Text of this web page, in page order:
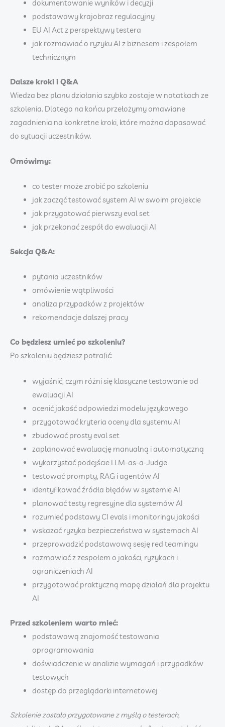
dokumentowanie wyników i decyzji
podstawowy krajobraz regulacyjny
EU AI Act z perspektywy testera
jak rozmawiać o ryzyku AI z biznesem i zespołem
technicznym
Dalsze kroki i Q&A
Wiedza bez planu działania szybko zostaje w notatkach ze
szkolenia. Dlatego na końcu przełożymy omawiane
zagadnienia na konkretne kroki, które można dopasować
do sytuacji uczestników.
Omówimy:
co tester może zrobić po szkoleniu
jak zacząć testować system AI w swoim projekcie
jak przygotować pierwszy eval set
jak przekonać zespół do ewaluacji AI
Sekcja Q&A:
pytania uczestników
omówienie wątpliwości
analiza przypadków z projektów
rekomendacje dalszej pracy
Co będziesz umieć po szkoleniu?
Po szkoleniu będziesz potrafić:
wyjaśnić, czym różni się klasyczne testowanie od
ewaluacji AI
ocenić jakość odpowiedzi modelu językowego
przygotować kryteria oceny dla systemu AI
zbudować prosty eval set
zaplanować ewaluację manualną i automatyczną
wykorzystać podejście LLM-as-a-Judge
testować prompty, RAG i agentów AI
identyfikować źródła błędów w systemie AI
planować testy regresyjne dla systemów AI
rozumieć podstawy CI evals i monitoringu jakości
wskazać ryzyka bezpieczeństwa w systemach AI
przeprowadzić podstawową sesję red teamingu
rozmawiać z zespołem o jakości, ryzykach i
ograniczeniach AI
przygotować praktyczną mapę działań dla projektu
AI
Przed szkoleniem warto mieć:
podstawową znajomość testowania
oprogramowania
doświadczenie w analizie wymagań i przypadków
testowych
dostęp do przeglądarki internetowej
Szkolenie zostało przygotowane z myślą o testerach,